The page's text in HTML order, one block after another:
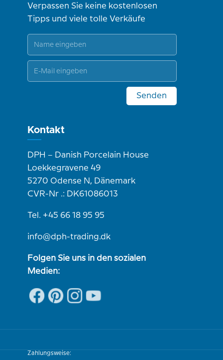
Verpassen Sie keine kostenlosen
Tipps und viele tolle Verkäufe
Senden
Kontakt
DPH – Danish Porcelain House
Loekkegravene 49
5270 Odense N, Dänemark
CVR-Nr .: DK61086013
Tel. +45 66 18 95 95
info@dph-trading.dk
Folgen Sie uns in den sozialen
Medien:
Zahlungsweise: